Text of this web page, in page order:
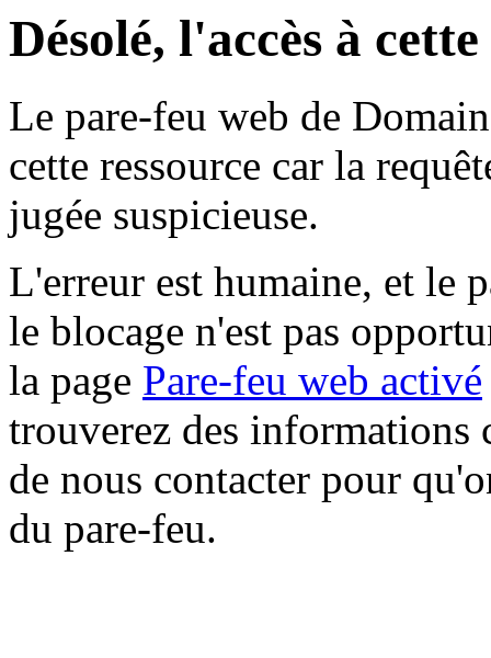
Désolé, l'accès à
Le pare-feu web de
cette ressource car la
jugée suspicieuse.
L'erreur est humaine, et le
le blocage n'est pas
la page Pare-feu web activé
trouverez des informations
de nous contacter pour
du pare-feu.